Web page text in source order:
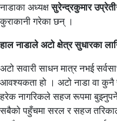
नाडाका अध्यक्षसुरेन्द्रकुमारउप्रेती
कुराकानी गरेका छन् ।
हाल नाडाले अटो क्षेत्र सुधारका
अटो सवारी साधन मात्र नभई
आवश्यकता हो । अटो नाडा वा कुनै
हरेक नागरिकले सहज रूपमा
सबैको पहुँचमा सरल र सहज